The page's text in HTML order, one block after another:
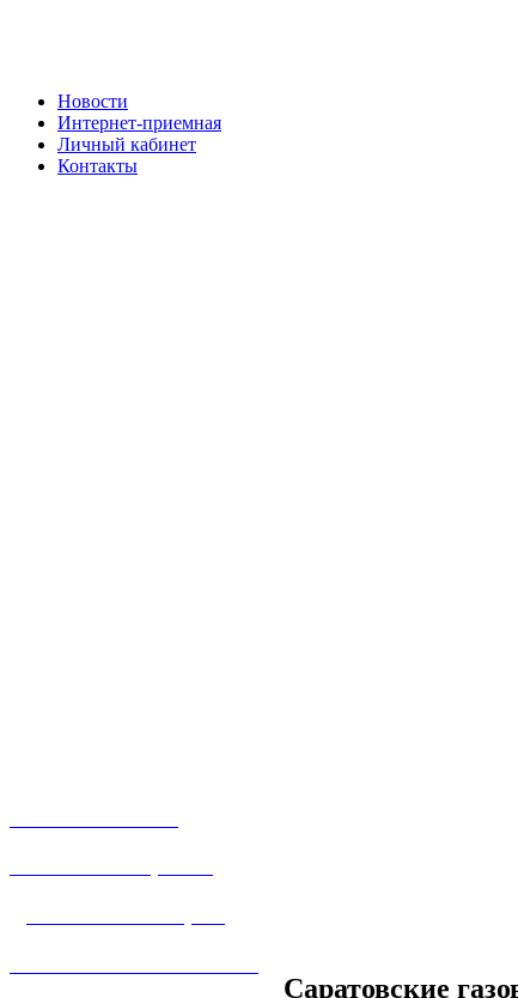
Новости
Интернет-приемная
Личный кабинет
Контакты
Саратовские